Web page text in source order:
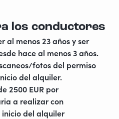
los conductores
al menos 23 años y ser
hace al menos 3 años.
fotos del permiso
del alquiler.
2500 EUR por
a realizar con
del alquiler